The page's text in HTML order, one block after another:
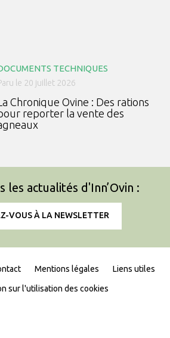
TECHNIQUES
le 20 juillet 2026
Chronique Ovine : Des rations
reporter la vente des
les actualités d'Inn’Ovin :
VOUS À LA NEWSLETTER
Mentions légales Liens utiles
sur l'utilisation des cookies